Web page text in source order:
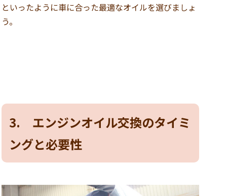
といったように車に合った最適なオイルを選びましょ
う。
3. エンジンオイル交換のタイミ
ングと必要性